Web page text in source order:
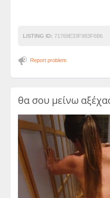
LISTING ID: 71769E33F983F6B6
Report problem
θα σου μείνω